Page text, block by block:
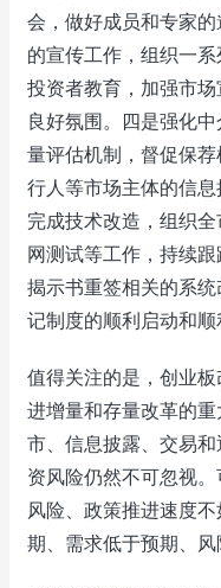
会，做好成员和专家
的宣传工作，组织一
投资者教育，加强市
良好氛围。四是强化
量评估机制，督促保
行人等市场主体的信
完成技术改造，组织
网测试等工作，持续
揭示书重签相关的系
记制度的顺利启动和顺
值得关注的是，创业
进增量和存量改革的
市、信息披露、交易
资风险仍然不可忽视
风险、政策推进速度
期、需求低于预期、风